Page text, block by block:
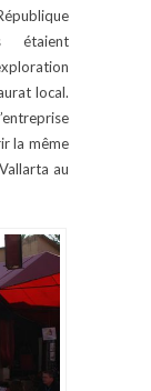
étaient
local.
la même
au